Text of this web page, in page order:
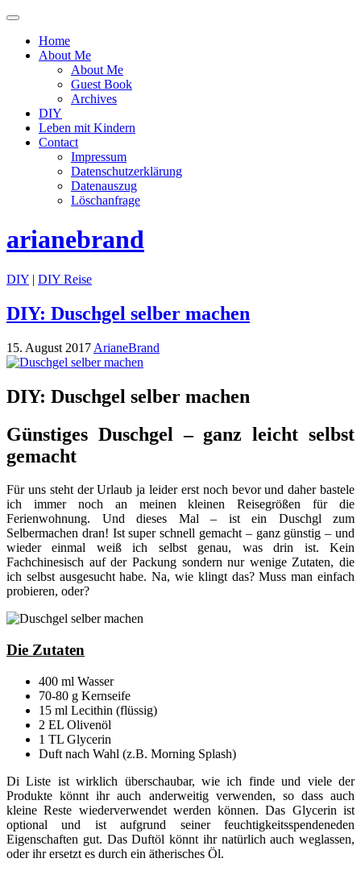
Menü
oder
ausblenden
Home
About Me
About Me
Guest Book
Archives
DIY
Leben mit Kindern
Contact
Impressum
Datenschutzerklärung
Datenauszug
Löschanfrage
arianebrand
DIY | DIY Reise
DIY: Duschgel selber machen
15. August 2017 ArianeBrand
DIY: Duschgel selber machen
Günstiges Duschgel – ganz leicht selbst
gemacht
Für uns steht der Urlaub ja leider erst noch bevor und daher bastele
ich immer noch an meinen kleinen Reisegrößen für die
Ferienwohnung. Und dieses Mal – ist ein Duschgl zum
Selbermachen dran! Ist super schnell gemacht – ganz günstig – und
wieder einmal weiß ich selbst genau, was drin ist. Kein
Fachchinesisch auf der Packung sondern nur wenige Zutaten, die
ich selbst ausgesucht habe. Na, wie klingt das? Muss man einfach
probieren, oder?
Die Zutaten
400 ml Wasser
70-80 g Kernseife
15 ml Lecithin (flüssig)
2 EL Olivenöl
1 TL Glycerin
Duft nach Wahl (z.B. Morning Splash)
Di Liste ist wirklich überschaubar, wie ich finde und viele der
Produkte könnt ihr auch anderweitig verwenden, so dass auch
kleine Reste wiederverwendet werden können. Das Glycerin ist
optional und ist aufgrund seiner feuchtigkeitsspendeneden
Eigenschaften gut. Das Duftöl könnt ihr natürlich auch weglassen,
oder ihr ersetzt es durch ein ätherisches Öl.